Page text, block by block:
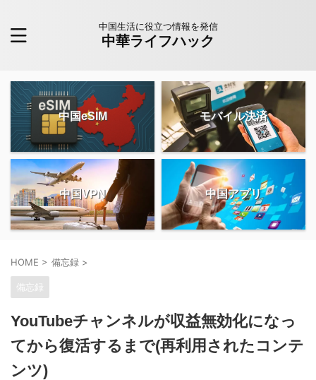
中国生活に役立つ情報を発信
中華ライフハック
中国eSIM モバイル決済
中国VPN 中国アプリ
HOME > 備忘録 >
備忘録
YouTubeチャンネルが収益無効化になっ
てから復活するまで(再利用されたコンテ
ンツ)